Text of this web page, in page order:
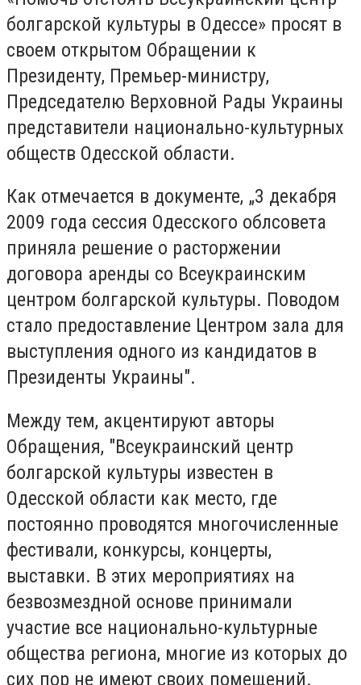
болгарской культуры в Одессе» просят в
своем открытом Обращении к
Президенту, Премьер-министру,
Председателю Верховной Рады Украины
представители национально-культурных
обществ Одесской области.
Как отмечается в документе, „3 декабря
2009 года сессия Одесского облсовета
приняла решение о расторжении
договора аренды со Всеукраинским
центром болгарской культуры. Поводом
стало предоставление Центром зала для
выступления одного из кандидатов в
Президенты Украины".
Между тем, акцентируют авторы
Обращения, "Всеукраинский центр
болгарской культуры известен в
Одесской области как место, где
постоянно проводятся многочисленные
фестивали, конкурсы, концерты,
выставки. В этих мероприятиях на
безвозмездной основе принимали
участие все национально-культурные
общества региона, многие из которых до
сих пор не имеют своих помещений.